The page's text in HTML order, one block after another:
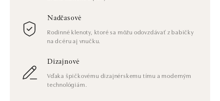
Nadčasové
Rodinné klenoty, ktoré sa môžu odovzdávať z babičky
na dcéru aj vnučku.
Dizajnové
Vďaka špičkovému dizajnérskemu tímu a moderným
technológiám.